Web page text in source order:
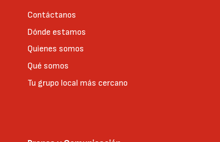
Contáctanos
Dónde estamos
Quienes somos
Qué somos
Tu grupo local más cercano